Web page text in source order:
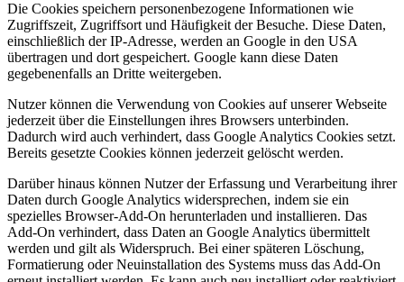
Die Cookies speichern personenbezogene Informationen wie
Zugriffszeit, Zugriffsort und Häufigkeit der Besuche. Diese Daten,
einschließlich der IP-Adresse, werden an Google in den USA
übertragen und dort gespeichert. Google kann diese Daten
gegebenenfalls an Dritte weitergeben.
Nutzer können die Verwendung von Cookies auf unserer Webseite
jederzeit über die Einstellungen ihres Browsers unterbinden.
Dadurch wird auch verhindert, dass Google Analytics Cookies setzt.
Bereits gesetzte Cookies können jederzeit gelöscht werden.
Darüber hinaus können Nutzer der Erfassung und Verarbeitung ihrer
Daten durch Google Analytics widersprechen, indem sie ein
spezielles Browser-Add-On herunterladen und installieren. Das
Add-On verhindert, dass Daten an Google Analytics übermittelt
werden und gilt als Widerspruch. Bei einer späteren Löschung,
Formatierung oder Neuinstallation des Systems muss das Add-On